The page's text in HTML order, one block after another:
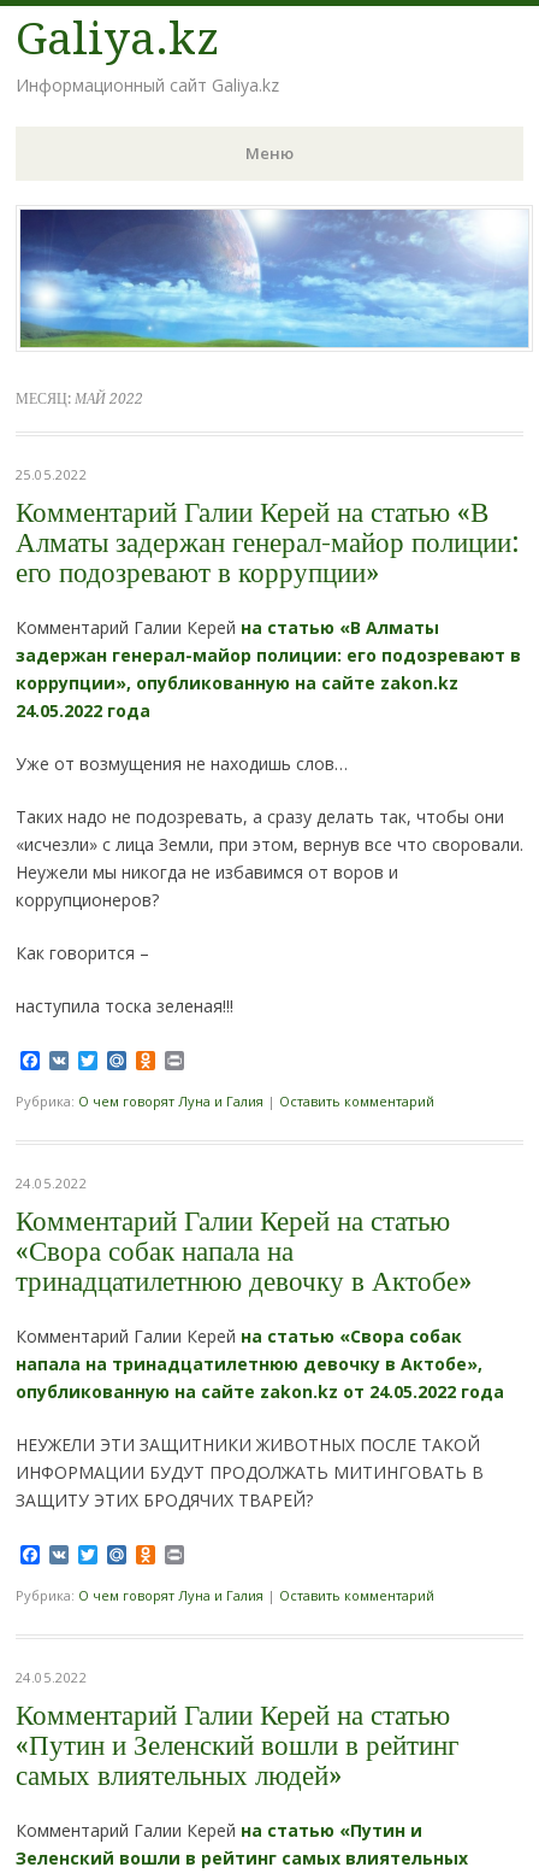
Galiya.kz
Информационный сайт Galiya.kz
Меню
Наверх
МЕСЯЦ: МАЙ 2022
25.05.2022
Комментарий Галии Керей на статью «В
Алматы задержан генерал-майор полиции:
его подозревают в коррупции»
Комментарий Галии Керей на статью «В Алматы
задержан генерал-майор полиции: его подозревают в
коррупции», опубликованную на сайте zakon.kz
24.05.2022 года
Уже от возмущения не находишь слов…
Таких надо не подозревать, а сразу делать так, чтобы они
«исчезли» с лица Земли, при этом, вернув все что своровали.
Неужели мы никогда не избавимся от воров и
коррупционеров?
Как говорится –
наступила тоска зеленая!!!
Facebook
VKTwitterMail.RuOdnoklassniki
Print
Рубрика: О чем говорят Луна и Галия | Оставить комментарий
24.05.2022
Комментарий Галии Керей на статью
«Свора собак напала на
тринадцатилетнюю девочку в Актобе»
Комментарий Галии Керей на статью «Свора собак
напала на тринадцатилетнюю девочку в Актобе»,
опубликованную на сайте zakon.kz от 24.05.2022 года
НЕУЖЕЛИ ЭТИ ЗАЩИТНИКИ ЖИВОТНЫХ ПОСЛЕ ТАКОЙ
ИНФОРМАЦИИ БУДУТ ПРОДОЛЖАТЬ МИТИНГОВАТЬ В
ЗАЩИТУ ЭТИХ БРОДЯЧИХ ТВАРЕЙ?
Facebook
VKTwitterMail.RuOdnoklassniki
Print
Рубрика: О чем говорят Луна и Галия | Оставить комментарий
24.05.2022
Комментарий Галии Керей на статью
«Путин и Зеленский вошли в рейтинг
самых влиятельных людей»
Комментарий Галии Керей на статью «Путин и
Зеленский вошли в рейтинг самых влиятельных